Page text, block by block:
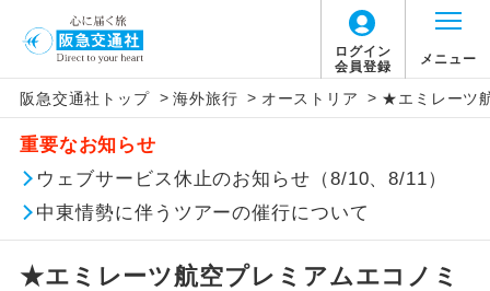
ログイン
会員登録
メニュー
阪急交通社トップ > 海外旅行 > オーストリア > ★エミレーツ
重要なお知らせ
ウェブサービス休止のお知らせ（8/10、8/11）
中東情勢に伴うツアーの催行について
★エミレーツ航空プレミアムエコノミ
旅行代金に燃油サーチャージは含まれており
ません。別途お支払いが必要となります。
目安：79,000円（2025/09/02現在）
※上記の燃油サーチャージは変更になる場合
があります。
旅行代金に、以下の料金は含まれておりませ
ん。別途お支払が必要となります。
【日本国内空港施設使用料】
関西国際空港
大人（12歳以上）3,310円、子供（2歳以上12
このツアーは以下の出発地から追加代金でご参
加いただけます。
※リクエスト受付の場合、ご手配の可否は後日回答さ
せていただきます。
追加代金にて各地発着ありとは
アイコン 説明
添乗員同行
往路出発空港（駅）から復路到着空港
（駅）まで同行します。
現地到着後、現地係員が同行しお世話い
たします。